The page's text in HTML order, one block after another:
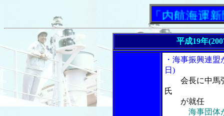
「内航海運新聞
平成19年
・海事振興連
日)
会長に中馬
氏
が就任
海事団体